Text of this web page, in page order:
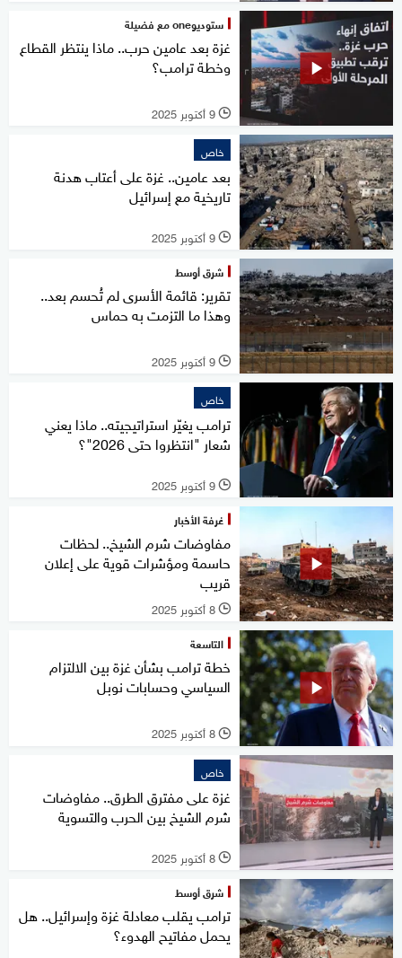
ستوديوone مع فضيلة
غزة بعد عامين حرب.. ماذا ينتظر القطاع
وخطة ترامب؟
l 9 أكتوبر 2025
خاص
بعد عامين.. غزة على أعتاب هدنة
تاريخية مع إسرائيل
l 9 أكتوبر 2025
شرق أوسط
تقرير: قائمة الأسرى لم تُحسم بعد..
وهذا ما التزمت به حماس
l 9 أكتوبر 2025
خاص
ترامب يغيّر استراتيجيته.. ماذا يعني
شعار "انتظروا حتى 2026"؟
l 9 أكتوبر 2025
غرفة الأخبار
مفاوضات شرم الشيخ.. لحظات
حاسمة ومؤشرات قوية على إعلان
قريب
l 8 أكتوبر 2025
التاسعة
خطة ترامب بشأن غزة بين الالتزام
السياسي وحسابات نوبل
l 8 أكتوبر 2025
خاص
غزة على مفترق الطرق.. مفاوضات
شرم الشيخ بين الحرب والتسوية
l 8 أكتوبر 2025
شرق أوسط
ترامب يقلب معادلة غزة وإسرائيل.. هل
يحمل مفاتيح الهدوء؟